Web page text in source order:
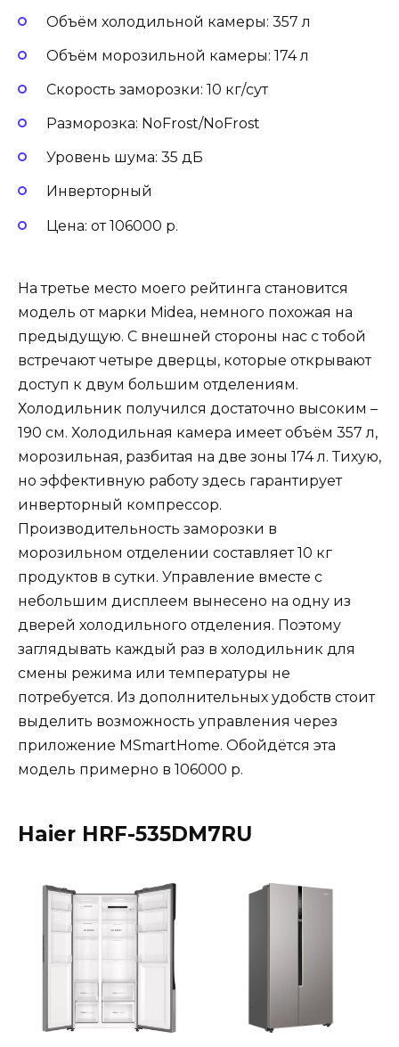
Объём холодильной камеры: 357 л
Объём морозильной камеры: 174 л
Скорость заморозки: 10 кг/сут
Разморозка: NoFrost/NoFrost
Уровень шума: 35 дБ
Инверторный
Цена: от 106000 р.
На третье место моего рейтинга становится
модель от марки Midea, немного похожая на
предыдущую. С внешней стороны нас с тобой
встречают четыре дверцы, которые открывают
доступ к двум большим отделениям.
Холодильник получился достаточно высоким –
190 см. Холодильная камера имеет объём 357 л,
морозильная, разбитая на две зоны 174 л. Тихую,
но эффективную работу здесь гарантирует
инверторный компрессор.
Производительность заморозки в
морозильном отделении составляет 10 кг
продуктов в сутки. Управление вместе с
небольшим дисплеем вынесено на одну из
дверей холодильного отделения. Поэтому
заглядывать каждый раз в холодильник для
смены режима или температуры не
потребуется. Из дополнительных удобств стоит
выделить возможность управления через
приложение MSmartHome. Обойдётся эта
модель примерно в 106000 р.
Haier HRF-535DM7RU